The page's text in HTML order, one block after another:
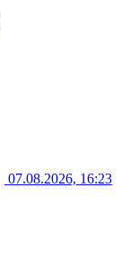
07.08.2026, 16:23